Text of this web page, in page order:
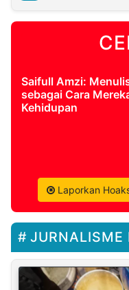
Saifull Amzi:
sebagai Cara
Kehidupan
Laporkan
JURNALISME